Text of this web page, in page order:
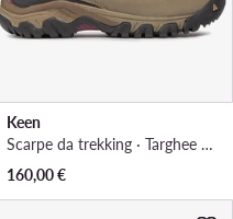
Keen
Scarpe da trekking · Targhee III Mid Wp 1018178 · Marrone
160,00€